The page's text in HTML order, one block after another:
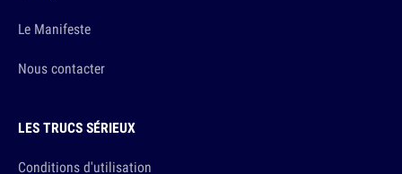
Le Manifeste
Nous contacter
LES TRUCS SÉRIEUX
Conditions d'utilisation